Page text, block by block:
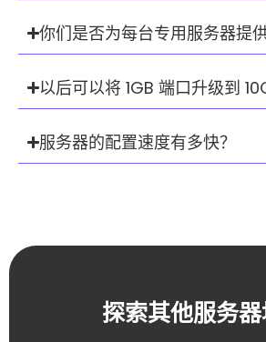
你们是否为每台专用服务器提
以后可以将 1GB 端口升级到
服务器的配置速度有多快？
探索其他服务